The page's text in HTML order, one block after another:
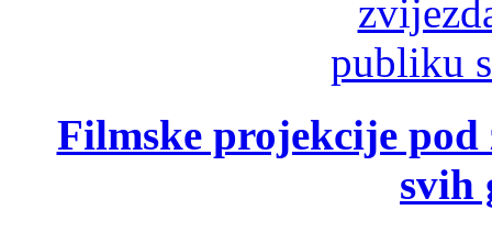
Filmske projekcije
svih